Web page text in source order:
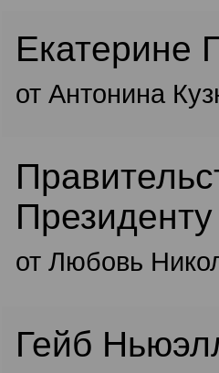
Екатерине
от Антонина
от Любовь
Гейб